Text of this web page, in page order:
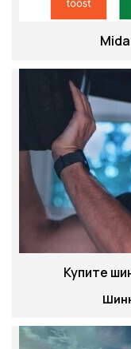
Купите